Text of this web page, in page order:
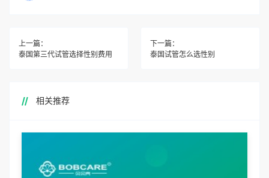
上一篇：
泰国第三代试管选择性别费用
下一篇：
泰国试管怎么选性别
相关推荐